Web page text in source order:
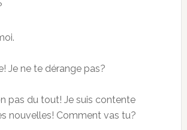
Je ne te dérange pas?
pas du tout! Je suis contente
nouvelles! Comment vas tu?